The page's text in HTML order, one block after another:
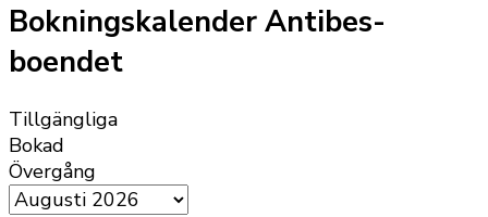
Bokningskalender Antibes-
boendet
Tillgängliga
Bokad
Övergång